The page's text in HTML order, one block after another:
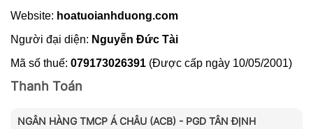
Website: hoatuoianhduong.com
Người đại diện: Nguyễn Đức Tài
Mã số thuế: 079173026391 (Được cấp ngày 10/05/2001)
Thanh Toán
NGÂN HÀNG TMCP Á CHÂU (ACB) - PGD TÂN ĐỊNH